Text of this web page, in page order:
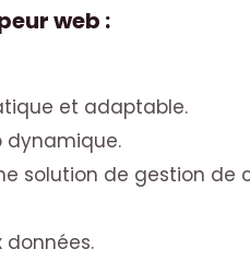
web :
et adaptable.
dynamique.
solution de gestion
données.